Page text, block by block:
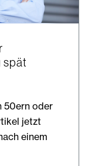
spät
50ern oder
jetzt
einem